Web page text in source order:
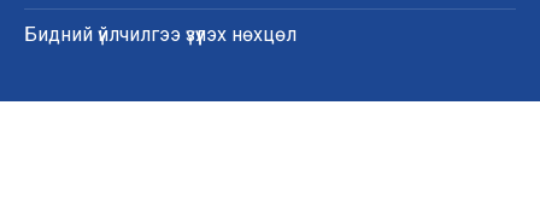
Бидний үйлчилгээ үзүүлэх нөхцөл